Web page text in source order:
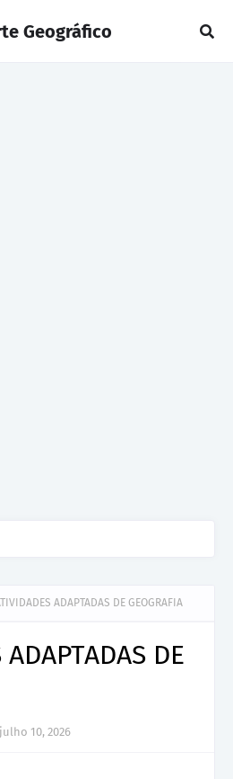
Geográfico
ADAPTADAS DE GEOGRAFIA
DE
julho 10, 2026